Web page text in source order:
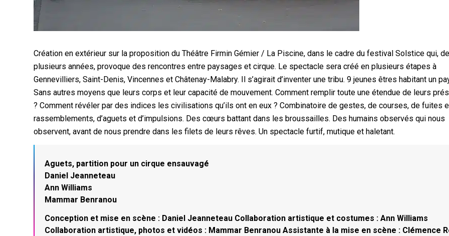
Création en extérieur sur la proposition du Théâtre Firmin Gémier / La Piscine, dans le cadre du festival Solstice qui,
plusieurs années, provoque des rencontres entre paysages et cirque. Le spectacle sera créé en plusieurs étapes à
Gennevilliers, Saint-Denis, Vincennes et Châtenay-Malabry. Il s’agirait d’inventer une tribu. 9 jeunes êtres habitant un
Sans autres moyens que leurs corps et leur capacité de mouvement. Comment remplir toute une étendue de leurs
? Comment révéler par des indices les civilisations qu’ils ont en eux ? Combinatoire de gestes, de courses, de fuites
rassemblements, d’aguets et d’impulsions. Des cœurs battant dans les broussailles. Des humains observés qui nous
observent, avant de nous prendre dans les filets de leurs rêves. Un spectacle furtif, mutique et haletant.
Aguets, partition pour un cirque ensauvagé
Daniel Jeanneteau
Ann Williams
Mammar Benranou
Conception et mise en scène : Daniel Jeanneteau Collaboration artistique et costumes : Ann Williams
Collaboration artistique, photos et vidéos : Mammar Benranou Assistante à la mise en scène : Clémence